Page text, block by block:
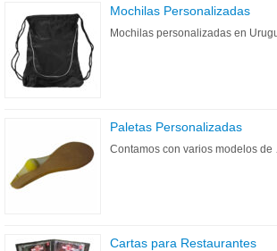
Mochilas Personalizadas
Mochilas personalizadas en
Paletas Personalizadas
Contamos con varios modelos
Cartas para Restaurantes